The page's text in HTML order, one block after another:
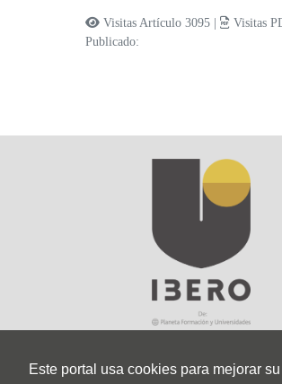
Este portal usa cookies para mejorar su
Visitas Artículo 3095 |
Visitas
Publicado: